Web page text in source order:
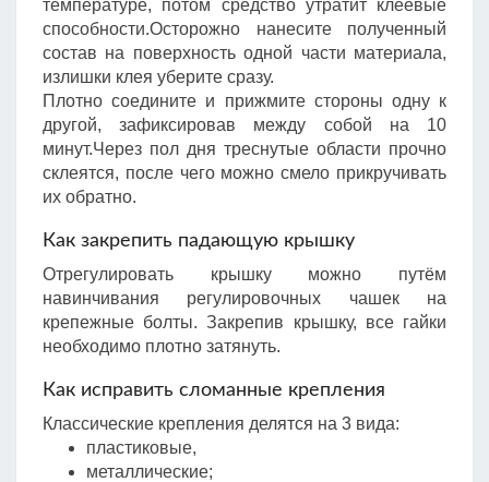
температуре, потом средство утратит клеевые
способности.Осторожно нанесите полученный
состав на поверхность одной части материала,
излишки клея уберите сразу.
Плотно соедините и прижмите стороны одну к
другой, зафиксировав между собой на 10
минут.Через пол дня треснутые области прочно
склеятся, после чего можно смело прикручивать
их обратно.
Как закрепить падающую крышку
Отрегулировать крышку можно путём
навинчивания регулировочных чашек на
крепежные болты. Закрепив крышку, все гайки
необходимо плотно затянуть.
Как исправить сломанные крепления
Классические крепления делятся на 3 вида:
пластиковые,
металлические;